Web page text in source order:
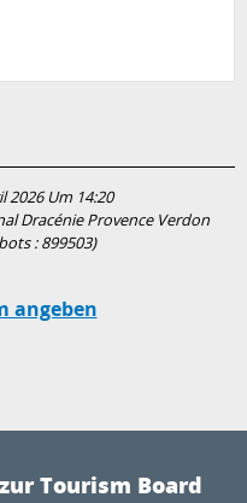
2026 Um 14:20
Dracénie Provence Verdon
:899503)
angeben
Tourism Board